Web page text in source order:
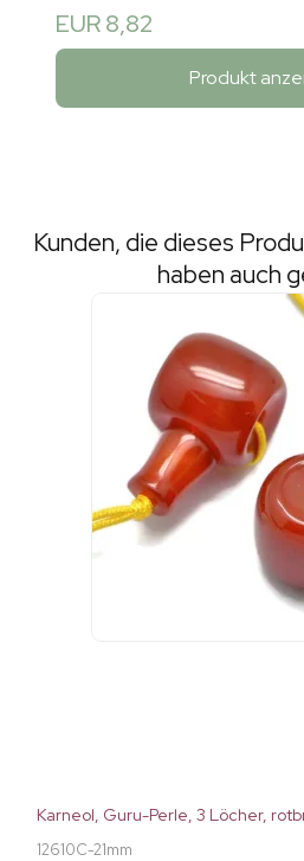
EUR 8,82
Produkt
Kunden, die dieses
haben auch
Karneol, Guru-Perle, 3 Löcher,
12610C-21mm